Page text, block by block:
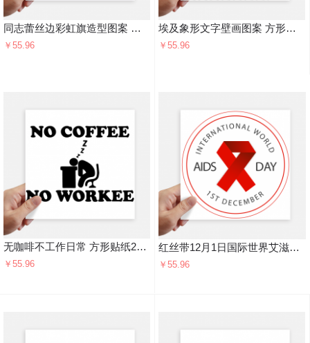
同志蕾丝边彩虹旗造型图案 方形贴纸20cm摩托电脑贴画旅行箱装饰4片
￥55.96
埃及象形文字壁画图案 方形贴纸20cm摩托电脑贴画旅行箱装饰4片
￥55.96
无咖啡不工作日常 方形贴纸20cm摩托电脑贴画旅行箱装饰4片
￥55.96
红丝带12月1日国际世界艾滋日公益团结符号 方形贴纸20cm摩托电脑贴画旅行箱装饰4片
￥55.96